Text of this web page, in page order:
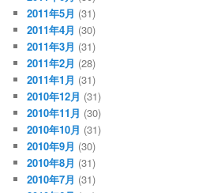
2011年5月 (31)
2011年4月 (30)
2011年3月 (31)
2011年2月 (28)
2011年1月 (31)
2010年12月 (31)
2010年11月 (30)
2010年10月 (31)
2010年9月 (30)
2010年8月 (31)
2010年7月 (31)